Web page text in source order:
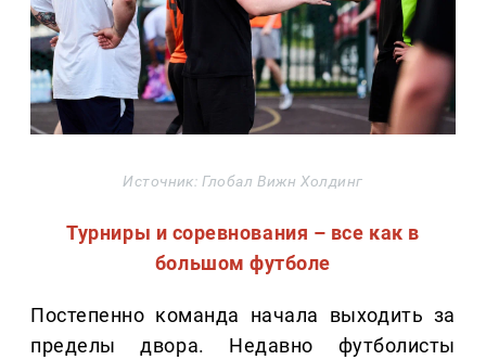
Источник: Глобал Вижн Холдинг
Турниры и соревнования – все как в
большом футболе
Постепенно команда начала выходить за
пределы двора. Недавно футболисты